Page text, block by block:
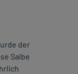
der
Salbe